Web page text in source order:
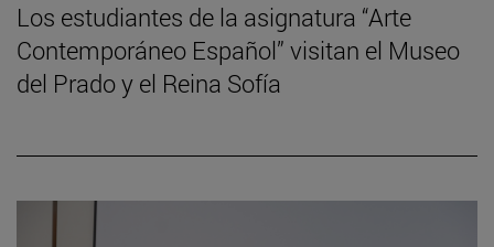
Los estudiantes de la asignatura “Arte
Contemporáneo Español” visitan el Museo
del Prado y el Reina Sofía